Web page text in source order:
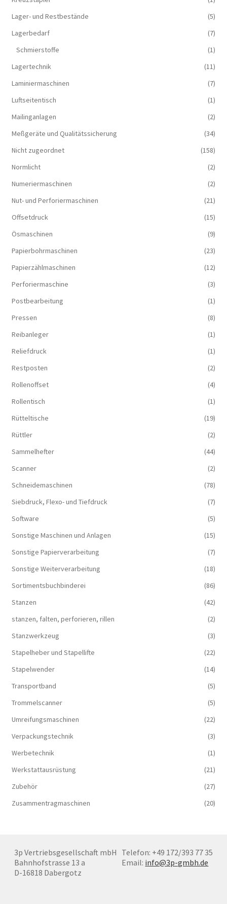
Lager- und Restbestände
(5)
Lagerbedarf
(7)
Schmierstoffe
(1)
Lagertechnik
(11)
Laminiermaschinen
(7)
Luftseitentisch
(1)
Mailinganlagen
(2)
Meßgeräte und Qualitätssicherung
(34)
Nicht zugeordnet
(158)
Normlicht
(2)
Numeriermaschinen
(2)
Nut- und Perforiermaschinen
(21)
Offsetdruck
(15)
Ösmaschinen
(9)
Papierbohrmaschinen
(23)
Papierzählmaschinen
(12)
Perforiermaschine
(3)
Postbearbeitung
(1)
Pressen
(8)
Reibanleger
(1)
Reliefdruck
(1)
Restposten
(2)
Rollenoffset
(4)
Rollentisch
(1)
Rütteltische
(19)
Rüttler
(2)
Sammelhefter
(44)
Scanner
(2)
Schneidemaschinen
(78)
Siebdruck, Flexo- und Tiefdruck
(7)
Software
(5)
Sonstige Maschinen und Anlagen
(15)
Sonstige Papierverarbeitung
(7)
Sonstige Weiterverarbeitung
(18)
Sortimentsbuchbinderei
(86)
Stanzen
(42)
stanzen, falten, perforieren, rillen
(2)
Stanzwerkzeug
(3)
Stapelheber und Stapellifte
(22)
Stapelwender
(14)
Transportband
(5)
Trommelscanner
(5)
Umreifungsmaschinen
(22)
Verpackungstechnik
(3)
Werbetechnik
(1)
Werkstattausrüstung
(21)
Zubehör
(27)
Zusammentragmaschinen
(20)
3p Vertriebsgesellschaft mbH
Bahnhofstrasse 13 a
D-16818 Dabergotz
Telefon: +49 172/393 77 35
Email: info@3p-gmbh.de